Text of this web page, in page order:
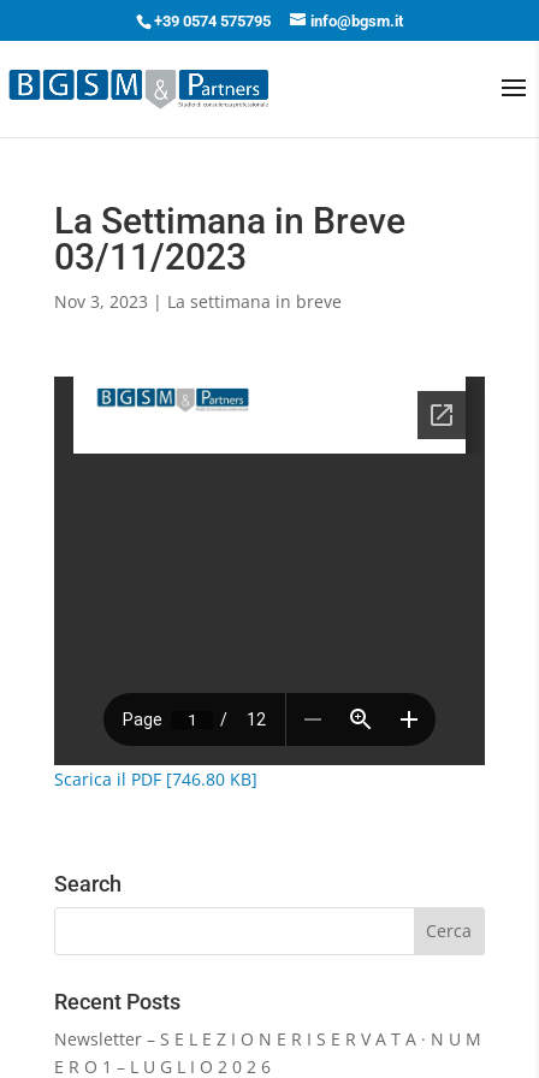
+39 0574 575795 info@bgsm.it
La Settimana in Breve
03/11/2023
Nov 3, 2023 | La settimana in breve
Scarica il PDF [746.80 KB]
Search
Recent Posts
Newsletter – S E L E Z I O N E R I S E R V A T A · N U M
E R O 1 – L U G L I O 2 0 2 6